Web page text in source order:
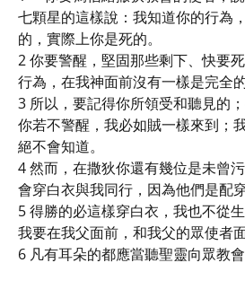
七顆星的這樣說：我知道你的行為
的，實際上你是死的。
2 你要警醒，堅固那些剩下、快要
行為，在我神面前沒有一樣是完全的
3 所以，要記得你所領受和聽見的
你若不警醒，我必如賊一樣來到；
絕不會知道。
4 然而，在撒狄你還有幾位是未曾
會穿白衣與我同行，因為他們是配穿
5 得勝的必這樣穿白衣，我也不從
我要在我父面前，和我父的眾使者
6 凡有耳朵的都應當聽聖靈向眾教